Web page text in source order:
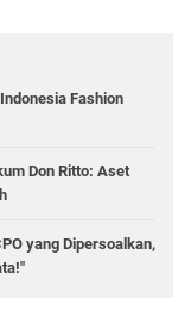
Fashion
Don Ritto: Aset
yang Dipersoalkan,